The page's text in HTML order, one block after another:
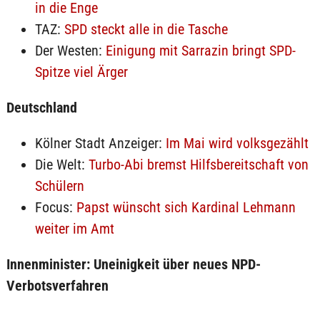
in die Enge
TAZ: SPD steckt alle in die Tasche
Der Westen: Einigung mit Sarrazin bringt SPD-
Spitze viel Ärger
Deutschland
Kölner Stadt Anzeiger: Im Mai wird volksgezählt
Die Welt: Turbo-Abi bremst Hilfsbereitschaft von
Schülern
Focus: Papst wünscht sich Kardinal Lehmann
weiter im Amt
Innenminister: Uneinigkeit über neues NPD-
Verbotsverfahren